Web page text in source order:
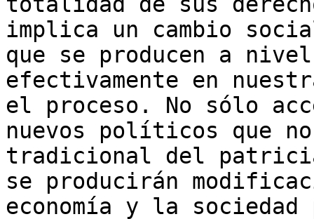
implica un cambio
que se producen a
efectivamente en
el proceso. No sólo
nuevos políticos que
tradicional del
se producirán
economía y la